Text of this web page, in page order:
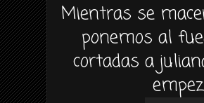
Mientras se
ponemos al
cortadas a